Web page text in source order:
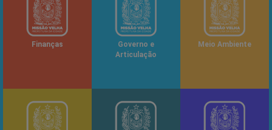
Finanças
Governo e
Articulação
Meio Ambiente